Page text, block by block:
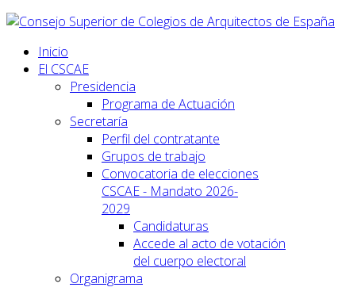
Inicio
El CSCAE
Presidencia
Programa de Actuación
Secretaría
Perfil del contratante
Grupos de trabajo
Convocatoria de elecciones
CSCAE - Mandato 2026-
2029
Candidaturas
Accede al acto de votación
del cuerpo electoral
Organigrama